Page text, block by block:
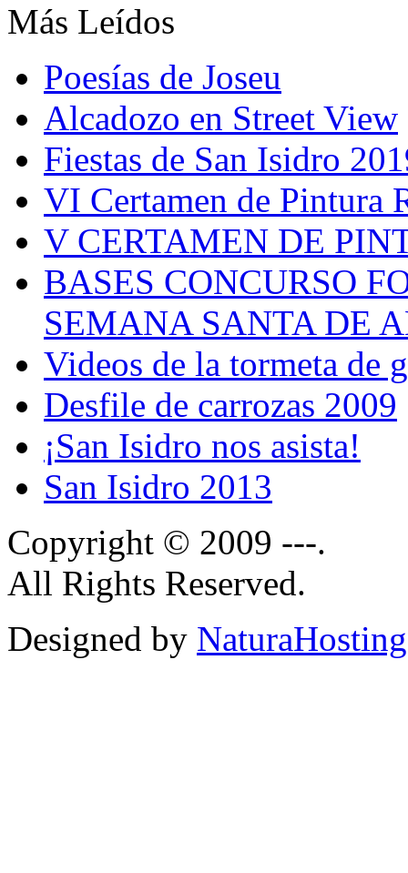
Más Leídos
Poesías de Joseu
Alcadozo en Street View
Fiestas de San Isidro
VI Certamen de Pintura
V CERTAMEN DE
BASES CONCURSO
SEMANA SANTA DE
Videos de la tormeta de
Desfile de carrozas 2009
¡San Isidro nos asista!
San Isidro 2013
Copyright © 2009 ---.
All Rights Reserved.
Designed by NaturaHosting